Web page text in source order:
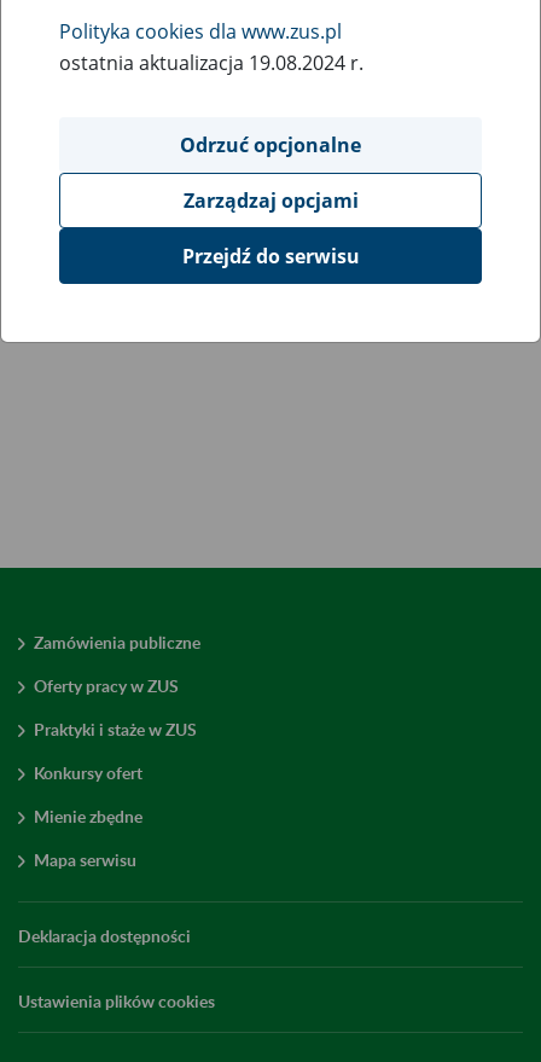
Zamówienia publiczne
Oferty pracy w ZUS
Praktyki i staże w ZUS
Konkursy ofert
Mienie zbędne
Mapa serwisu
Deklaracja dostępności
Ustawienia plików cookies
Polityka cookies dla www.zus.pl
ostatnia aktualizacja 19.08.2024 r.
Odrzuć opcjonalne
Zarządzaj opcjami
Przejdź do serwisu